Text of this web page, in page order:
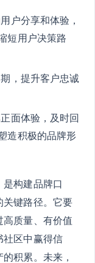
户分享和体验，
短用户决策路
，提升客户忠诚
面体验，及时回
造积极的品牌形
构建品牌口
关键路径。它要
质量、有价值
社区中赢得信
积累。未来，